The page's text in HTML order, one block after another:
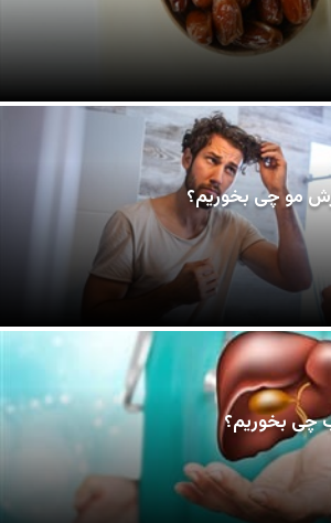
مو چی بخوریم؟
چی بخوریم؟